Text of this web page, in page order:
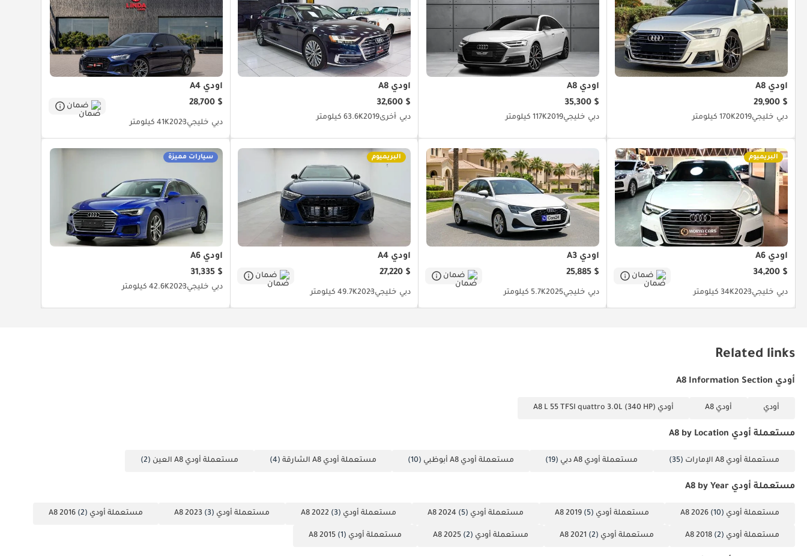
أودي A8
$ 29,900
دبي خليجي2019170K كيلومتر
أودي A8
$ 35,300
دبي خليجي2019117K كيلومتر
أودي A8
$ 32,600
دبي أخرى201963.6K كيلومتر
أودي A4
$ 28,700
ضمان
دبي خليجي202341K كيلومتر
البريميوم
أودي A6
$ 34,200
ضمان
دبي خليجي202334K كيلومتر
أودي A3
$ 25,885
ضمان
دبي خليجي20255.7K كيلومتر
البريميوم
أودي A4
$ 27,220
ضمان
دبي خليجي202349.7K كيلومتر
سيارات مميزة
أودي A6
$ 31,335
دبي خليجي202342.6K كيلومتر
Related links
أودي A8 Information Section
أودي أودي A8 أودي A8 L 55 TFSI quattro 3.0L (340 HP)
مستعملة أودي A8 by Location
مستعملة أودي A8 الإمارات (35) مستعملة أودي A8 دبي (19) مستعملة أودي A8 أبوظبي (10) مستعملة أودي A8 الشارقة (4) مستعملة أودي A8 العين (2)
مستعملة أودي A8 by Year
مستعملة أودي A8 2026 (10) مستعملة أودي A8 2019 (5) مستعملة أودي A8 2024 (5) مستعملة أودي A8 2022 (3) مستعملة أودي A8 2023 (3) مستعملة أودي A8 2016 (2)
مستعملة أودي A8 2018 (2) مستعملة أودي A8 2021 (2) مستعملة أودي A8 2025 (2) مستعملة أودي A8 2015 (1)